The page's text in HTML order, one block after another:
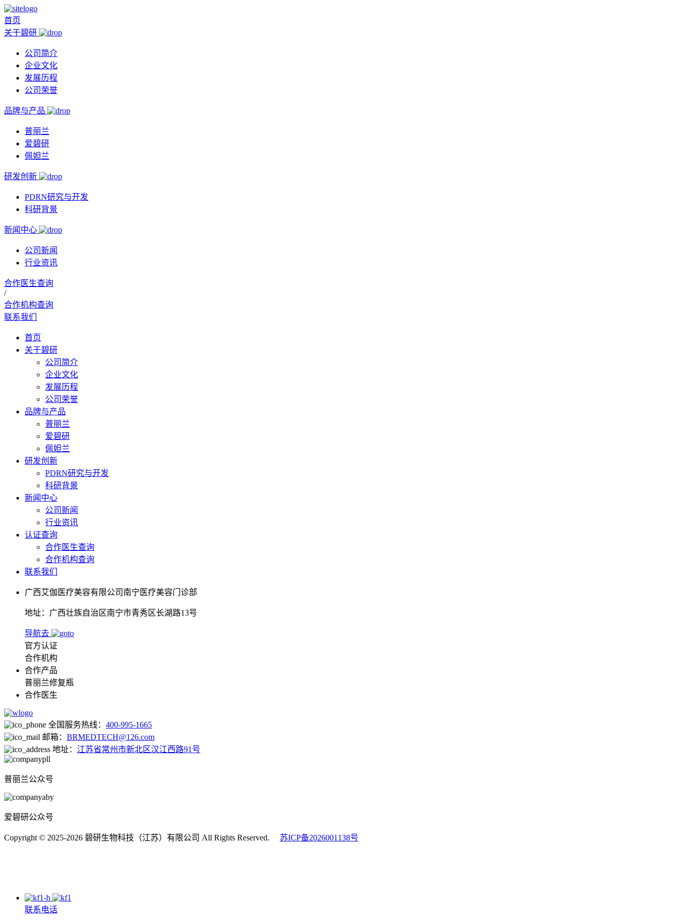
首页
关于碧研
公司简介
企业文化
发展历程
公司荣誉
品牌与产品
普丽兰
爱碧研
佩妲兰
研发创新
PDRN研究与开发
科研背景
新闻中心
公司新闻
行业资讯
合作医生查询
/
合作机构查询
联系我们
首页
关于碧研
公司简介
企业文化
发展历程
公司荣誉
品牌与产品
普丽兰
爱碧研
佩妲兰
研发创新
PDRN研究与开发
科研背景
新闻中心
公司新闻
行业资讯
认证查询
合作医生查询
合作机构查询
联系我们
广西艾伽医疗美容有限公司南宁医疗美容门诊部
地址：广西壮族自治区南宁市青秀区长湖路13号
导航去
官方认证
合作机构
合作产品
普丽兰修复瓶
合作医生
全国服务热线： 400-995-1665
邮箱： BRMEDTECH@126.com
地址： 江苏省常州市新北区汉江西路91号
普丽兰公众号
爱碧研公众号
Copyright © 2025-2026 碧研生物科技（江苏）有限公司 All Rights Reserved. 苏ICP备2026001138号
联系电话